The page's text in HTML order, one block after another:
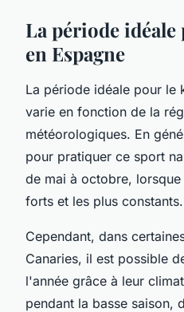
La période
en Espagne
La période idéale pour le
varie en fonction de la
météorologiques. En
pour pratiquer ce sport
de mai à octobre,
forts et les plus constants.
Cependant, dans
Canaries, il est possible
l'année grâce à leur
pendant la basse saison,